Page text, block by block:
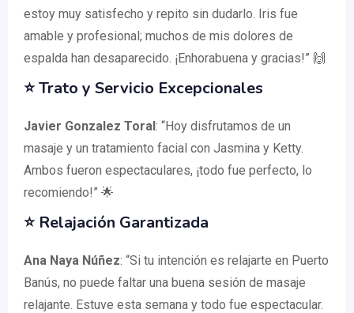
estoy muy satisfecho y repito sin dudarlo. Iris fue
amable y profesional; muchos de mis dolores de
espalda han desaparecido. ¡Enhorabuena y gracias!” 🙌
⭐ Trato y Servicio Excepcionales
Javier Gonzalez Toral: “Hoy disfrutamos de un
masaje y un tratamiento facial con Jasmina y Ketty.
Ambos fueron espectaculares, ¡todo fue perfecto, lo
recomiendo!” 🌟
⭐ Relajación Garantizada
Ana Naya Núñez: “Si tu intención es relajarte en Puerto
Banús, no puede faltar una buena sesión de masaje
relajante. Estuve esta semana y todo fue espectacular.